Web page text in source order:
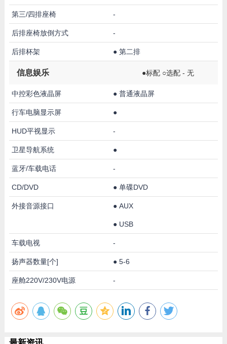
第三/四排座椅 -
后排座椅放倒方式 -
后排杯架 ● 第二排
信息娱乐 ●标配 ○选配 - 无
中控彩色液晶屏 ● 普通液晶屏
行车电脑显示屏 ●
HUD平视显示 -
卫星导航系统 ●
蓝牙/车载电话 -
CD/DVD ● 单碟DVD
外接音源接口 ● AUX
● USB
车载电视 -
扬声器数量[个] ● 5-6
座舱220V/230V电源 -